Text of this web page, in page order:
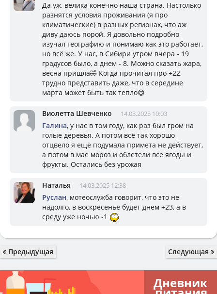
Да уж, велика конечно наша страна. Настолько
разнятся условия проживания (я про
климатические) в разных регионах, что аж
диву даюсь порой. Я довольно подробно
изучал географию и понимаю как это работает,
но всё же. У нас, в Сибири утром вчера - 19
градусов было, а днем - 8. Можно сказать жара,
весна пришла🤣 Когда прочитал про +22,
трудно представить даже, что в середине
марта может быть так тепло😅
Виолетта Шевченко 14.03.2025 10:03
Галина, у нас в том году, как раз был гром на
голые деревья. А потом всё так хорошо
отцвело я ещё подумала примета не действует,
а потом в мае мороз и облетели все ягоды и
фрукты. Остались без урожая
Наталья 14.03.2025 12:38
Руслан, мотеослужба говорит, что это не
надолго, в воскресенье будет днем +23, а в
среду уже ночью -1
Предыдущая Следующая
Дневник